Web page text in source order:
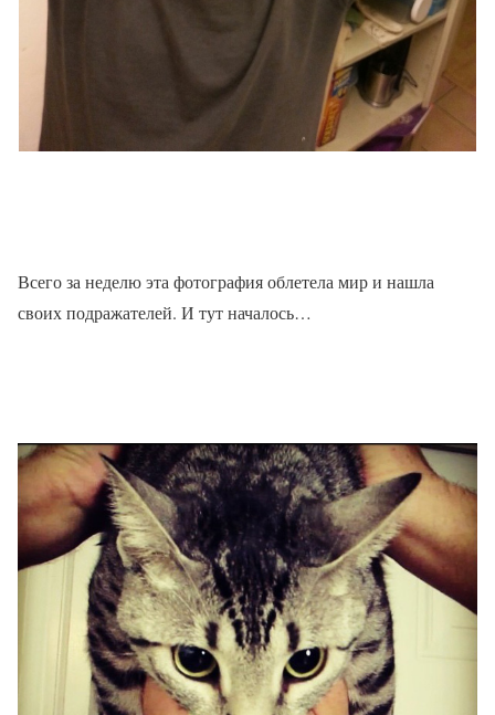
Всего за неделю эта фотография облетела мир и нашла
своих подражателей. И тут началось…